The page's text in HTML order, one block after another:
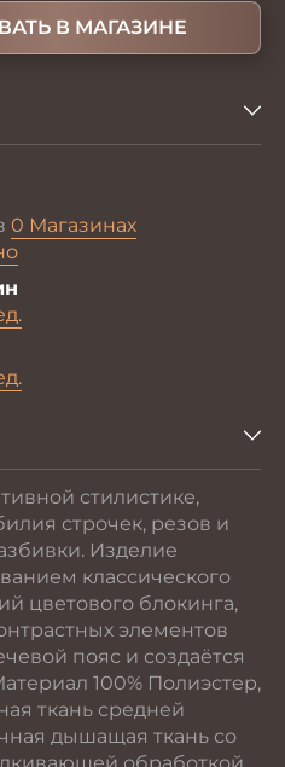
В МАГАЗИНЕ
0 Магазинах
стилистике,
строчек, резов и
Изделие
классического
цветового блокинга,
элементов
пояс и создаётся
100% Полиэстер,
ткань средней
дышащая ткань со